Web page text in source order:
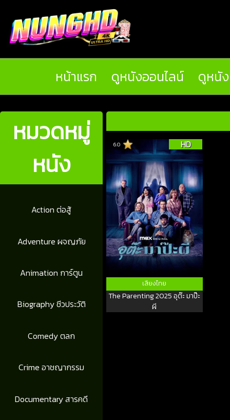
หน้าแรก ดูหนังออนไลน์ ดูหนั
หมวดหมู่
หนัง
Action ต่อสู้
Adventure ผจญภัย
Animation การ์ตูน
Biography ชีวประวัติ
Comedy ตลก
Crime อาชญากรรม
Documentary สารคดี
6.0 HD
เสียงไทย
The Parenting 2025 อุต๊ะ มาป๊ะ
ผี